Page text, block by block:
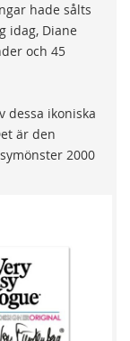
hade sålts
idag, Diane
och 45
dessa ikoniska
är den
2000